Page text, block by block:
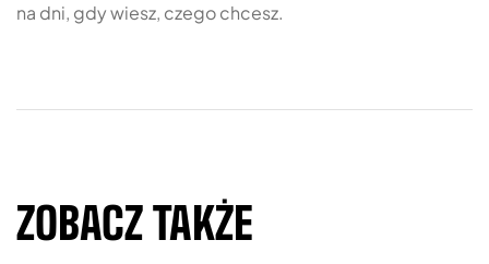
na dni, gdy wiesz, czego chcesz.
ZOBACZ TAKŻE